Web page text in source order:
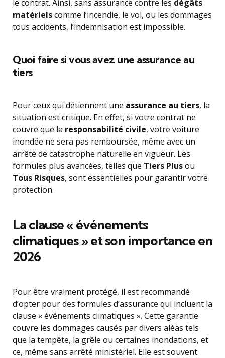
le contrat. Ainsi, sans assurance contre les dégâts
matérielscomme l’incendie, le vol, ou les dommages
tous accidents, l’indemnisation est impossible.
Quoi faire si vous avez une assurance au
tiers
Pour ceux qui détiennent une assurance au tiers, la
situation est critique. En effet, si votre contrat ne
couvre que la responsabilité civile, votre voiture
inondée ne sera pas remboursée, même avec un
arrêté de catastrophe naturelle en vigueur. Les
formules plus avancées, telles que Tiers Plusou
Tous Risques, sont essentielles pour garantir votre
protection.
La clause « événements
climatiques » et son importance en
2026
Pour être vraiment protégé, il est recommandé
d’opter pour des formules d’assurance qui incluent la
clause « événements climatiques ». Cette garantie
couvre les dommages causés par divers aléas tels
que la tempête, la grêle ou certaines inondations, et
ce, même sans arrêté ministériel. Elle est souvent